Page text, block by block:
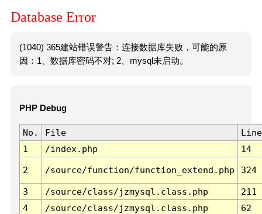
Database Error
(1040) 365建站错误警告：连接数据库失败，可能的原
因：1、数据库密码不对; 2、mysql未启动。
PHP Debug
No. File
Line
1
/index.php 14
2 /source/function/function_extend.php 324
3 /source/class/jzmysql.class.php
211
4
/source/class/jzmysql.class.php
62